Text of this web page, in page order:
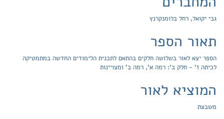
גבי יקואל, רחל בלומנקרנץ
תאור הספר
הספר יצא לאור בשלושה חלקים בהתאם לתכנית הלימודים החדשה במתמטיקה
לכיתה ז' - חלק ב': רמה א', רמה ב' ומצויינות
המוציא לאור
משבצת